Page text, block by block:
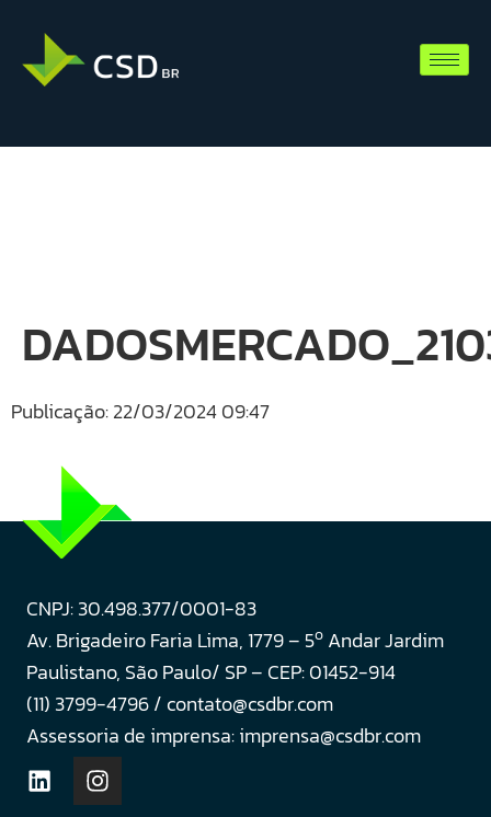
Publicação: 22/03/2024 09:47
CNPJ: 30.498.377/0001-83
Av. Brigadeiro Faria Lima, 1779 – 5o Andar Jardim
Paulistano, São Paulo/ SP – CEP: 01452-914
(11) 3799-4796 / contato@csdbr.com
Assessoria de imprensa: imprensa@csdbr.com